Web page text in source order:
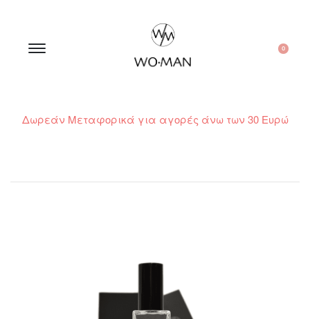
0
Δωρεάν Μεταφορικά για αγορές άνω των 30 Ευρώ